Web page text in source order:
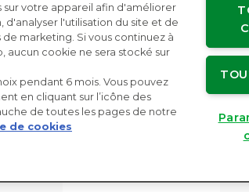
Reporting du Scope 3 et
conformité réglementaire
moderne
Diligence raisonnable en
matière de droits humains
EcoVadis Accords avec les
sur votre appareil afin d'améliorer
l'utilisation du site et de
marketing. Si vous continuez à
aucun cookie ne sera stocké sur
pendant 6 mois. Vous pouvez
en cliquant sur l’icône des
de toutes les pages de notre
de cookies